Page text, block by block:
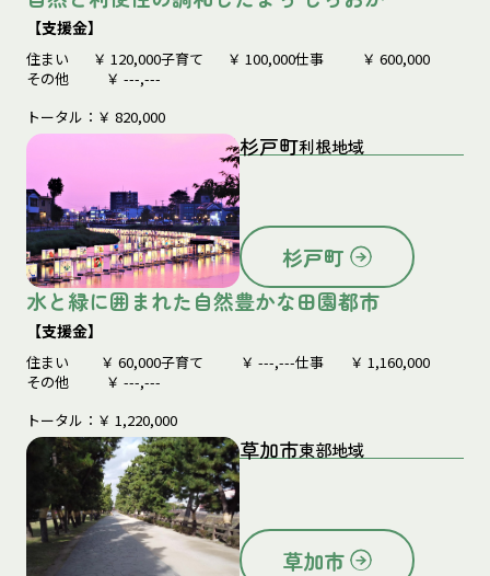
【支援金】
住まい ￥ 120,000子育て ￥ 100,000仕事 ￥ 600,000
その他
￥ ---,---
トータル：￥ 820,000
杉戸町利根地域
杉戸町
水と緑に囲まれた自然豊かな田園都市
【支援金】
住まい ￥ 60,000子育て ￥ ---,---仕事 ￥ 1,160,000
その他
￥ ---,---
トータル：￥ 1,220,000
草加市東部地域
草加市